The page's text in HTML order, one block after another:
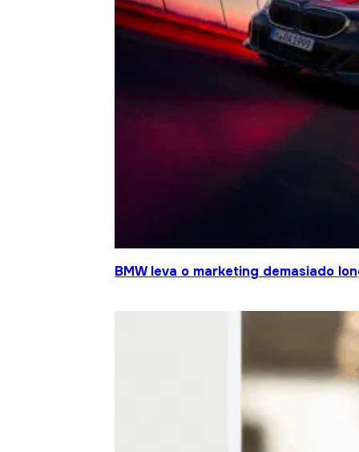
BMW leva o marketing demasiado